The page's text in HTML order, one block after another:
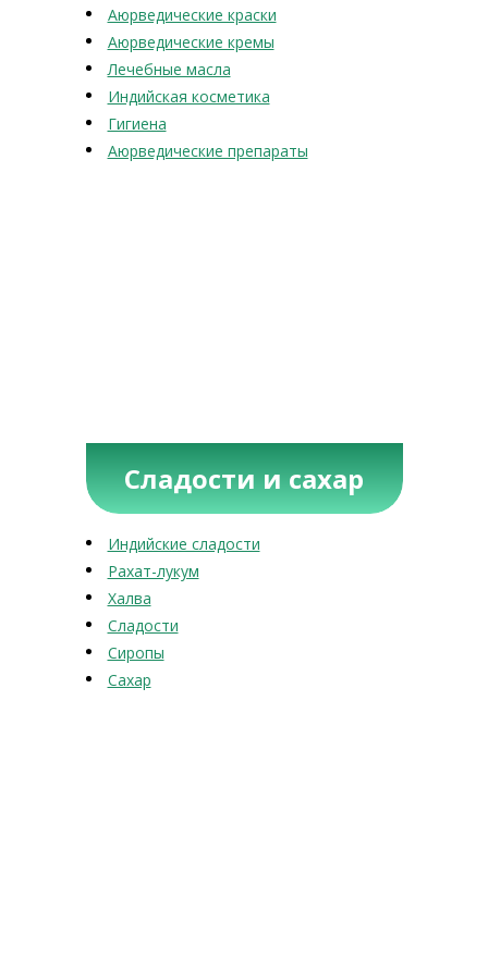
Аюрведические краски
Аюрведические кремы
Лечебные масла
Индийская косметика
Гигиена
Аюрведические препараты
Сладости и сахар
Индийские сладости
Рахат-лукум
Халва
Сладости
Сиропы
Сахар